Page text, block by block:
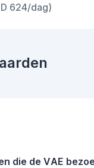
624/dag)
die de VAE